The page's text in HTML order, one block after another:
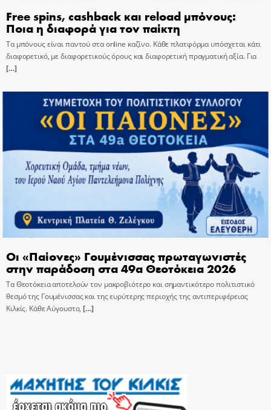
Free spins, cashback και reload μπόνους:
Ποια η διαφορά για τον παίκτη
Τα μπόνους είναι παντού στα online καζίνο. Κάθε πλατφόρμα υπόσχεται κάτι
διαφορετικό, με διαφορετικούς όρους και διαφορετική πραγματική αξία. Για
[…]
Οι «Παίονες» Γουμένισσας πρωταγωνιστές
στην παράδοση στα 49α Θεοτόκεια 2026
Τα Θεοτόκεια αποτελούν τον μακροβιότερο και σημαντικότερο πολιτιστικό
θεσμό της Γουμένισσας και της ευρύτερης περιοχής της αντιπεριφέρειας
Κιλκίς. Κάθε Αύγουστο, […]